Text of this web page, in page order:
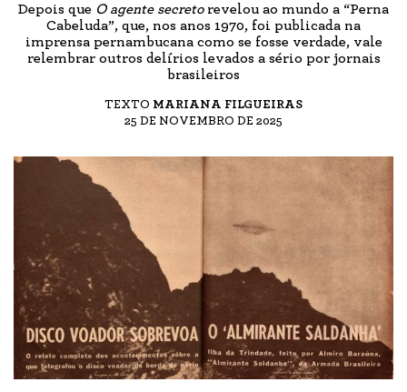
Depois que O agente secretorevelou ao mundo a “Perna
Cabeluda”, que, nos anos 1970, foi publicada na
imprensa pernambucana como se fosse verdade, vale
relembrar outros delírios levados a sério por jornais
brasileiros
TEXTO MARIANA FILGUEIRAS
25 DE NOVEMBRO DE 2025